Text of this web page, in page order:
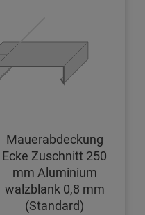
Mauerabdeckung
Ecke Zuschnitt 250
mm Aluminium
walzblank 0,8 mm
(Standard)